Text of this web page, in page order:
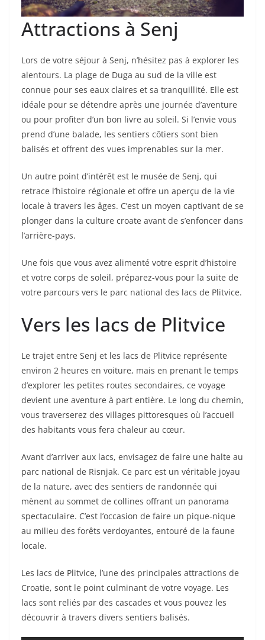
Attractions à Senj
Lors de votre séjour à Senj, n’hésitez pas à explorer les
alentours. La plage de Duga au sud de la ville est
connue pour ses eaux claires et sa tranquillité. Elle est
idéale pour se détendre après une journée d’aventure
ou pour profiter d’un bon livre au soleil. Si l’envie vous
prend d’une balade, les sentiers côtiers sont bien
balisés et offrent des vues imprenables sur la mer.
Un autre point d’intérêt est le musée de Senj, qui
retrace l’histoire régionale et offre un aperçu de la vie
locale à travers les âges. C’est un moyen captivant de se
plonger dans la culture croate avant de s’enfoncer dans
l’arrière-pays.
Une fois que vous avez alimenté votre esprit d’histoire
et votre corps de soleil, préparez-vous pour la suite de
votre parcours vers le parc national des lacs de Plitvice.
Vers les lacs de Plitvice
Le trajet entre Senj et les lacs de Plitvice représente
environ 2 heures en voiture, mais en prenant le temps
d’explorer les petites routes secondaires, ce voyage
devient une aventure à part entière. Le long du chemin,
vous traverserez des villages pittoresques où l’accueil
des habitants vous fera chaleur au cœur.
Avant d’arriver aux lacs, envisagez de faire une halte au
parc national de Risnjak. Ce parc est un véritable joyau
de la nature, avec des sentiers de randonnée qui
mènent au sommet de collines offrant un panorama
spectaculaire. C’est l’occasion de faire un pique-nique
au milieu des forêts verdoyantes, entouré de la faune
locale.
Les lacs de Plitvice, l’une des principales attractions de
Croatie, sont le point culminant de votre voyage. Les
lacs sont reliés par des cascades et vous pouvez les
découvrir à travers divers sentiers balisés.